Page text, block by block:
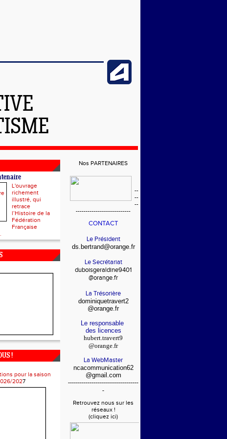
L'ouvrage
richement
illustré, qui
retrace
l’Histoire de la
Fédération
Française
!
pour la saison
2027
Nos PARTENAIRES
--
--
--
----------------------------
CONTACT
Le Président
ds.bertrand@orange.fr
Le Secrétariat
duboisgeraldine9401
@orange.fr
La Trésorière
dominiquetravert2
@orange.fr
Le responsable
des licences
hubert.travert9
@orange.fr
La WebMaster
ncacommunication62
@gmail.com
------------------------------------
-
Retrouvez nous sur les
réseaux !
(cliquez ici)